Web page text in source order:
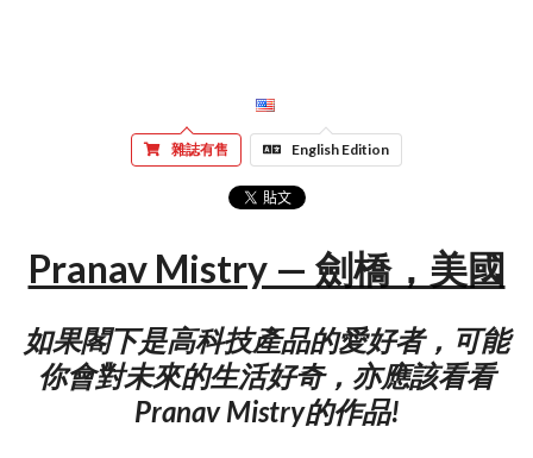
雜誌有售 English Edition
Pranav Mistry — 劍橋，美國
如果閣下是高科技產品的愛好者，可能
你會對未來的生活好奇，亦應該看看
Pranav Mistry的作品!